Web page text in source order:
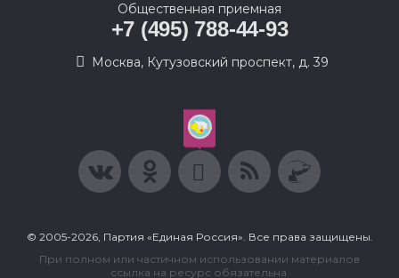
Общественная приемная
+7 (495) 788-44-93
Москва, Кутузовский проспект, д. 39
© 2005-2026, Партия «Единая Россия». Все права защищены.
При полном или частичном использовании материалов
ссылка на ресурс обязательна.